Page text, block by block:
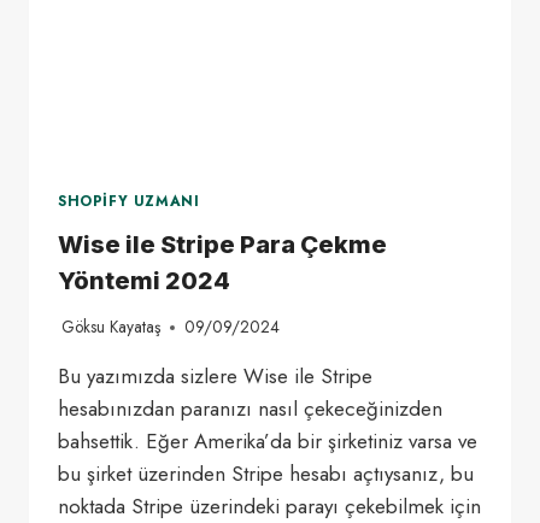
SHOPIFY UZMANI
Wise ile Stripe Para Çekme
Yöntemi 2024
Göksu Kayataş 09/09/2024
Bu yazımızda sizlere Wise ile Stripe
hesabınızdan paranızı nasıl çekeceğinizden
bahsettik. Eğer Amerika’da bir şirketiniz varsa ve
bu şirket üzerinden Stripe hesabı açtıysanız, bu
noktada Stripe üzerindeki parayı çekebilmek için